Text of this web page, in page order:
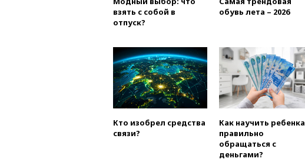
взять с собой в
отпуск?
обувь лета – 2026
Кто изобрел средства
связи?
Как научить ребенка
правильно
обращаться с
деньгами?